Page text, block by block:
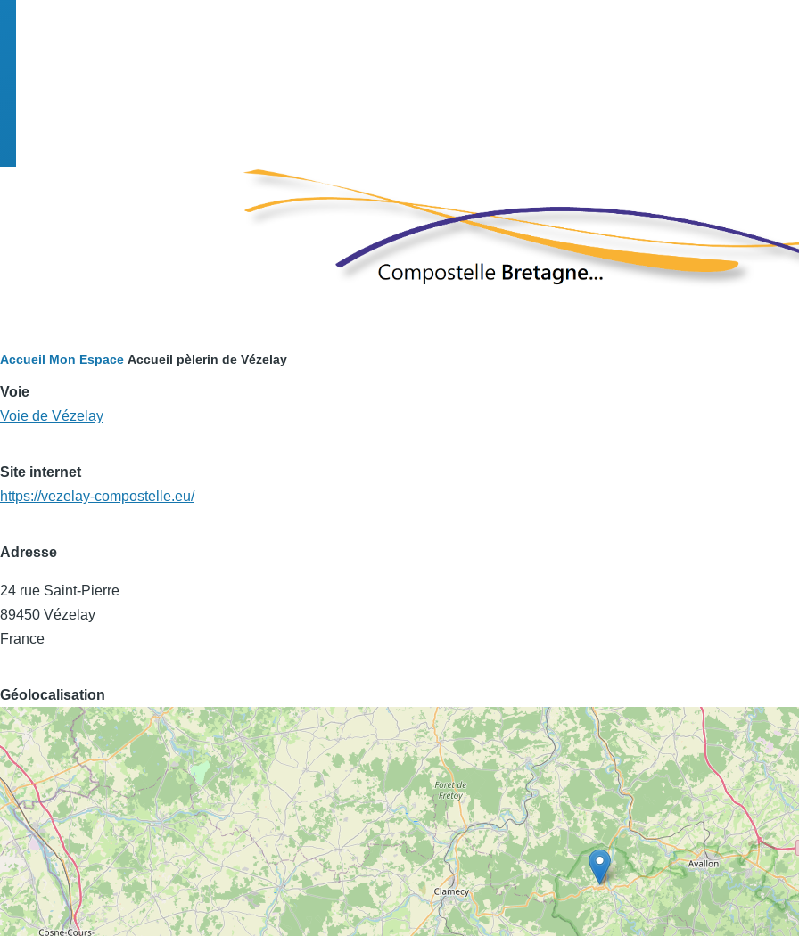
Fil
d'Ariane
Accueil Mon Espace Accueil pèlerin de Vézelay
Voie
Voie de Vézelay
Site internet
https://vezelay-compostelle.eu/
Adresse
24 rue Saint-Pierre
89450 Vézelay
France
Géolocalisation